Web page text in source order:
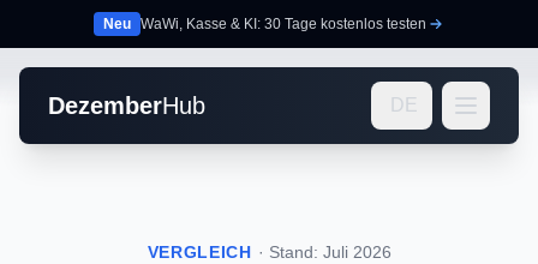
Neu WaWi, Kasse & KI: 30 Tage kostenlos testen
DezemberHub DE
VERGLEICH · Stand: Juli 2026